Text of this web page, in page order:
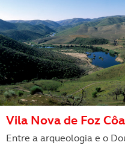
Vila Nova de Foz Côa
Entre a arqueologia e o